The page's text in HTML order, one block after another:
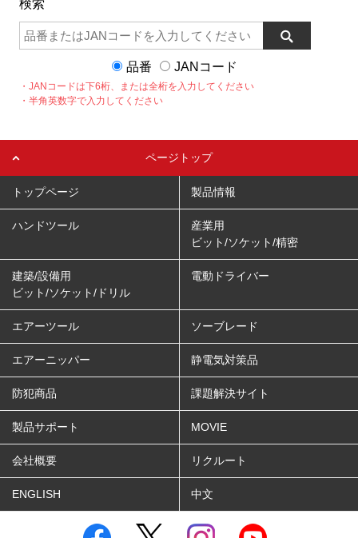
検索
品番 JANコード
・JANコードは下6桁、または全桁を入力してください
・半角英数字で入力してください
ページトップ
トップページ 製品情報
ハンドツール
産業用
ビット/ソケット/精密
建築/設備用
ビット/ソケット/ドリル
電動ドライバー
エアーツール ソーブレード
エアーニッパー 静電気対策品
防犯商品 課題解決サイト
製品サポート MOVIE
会社概要 リクルート
ENGLISH 中文